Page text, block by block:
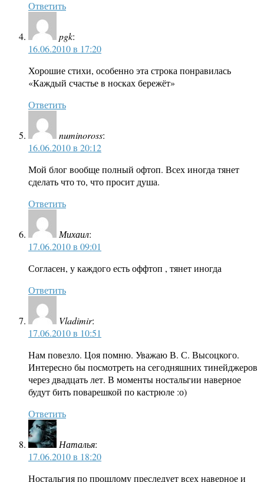
Ответить
pgk:
16.06.2010 в 17:20
Хорошие стихи, особенно эта строка понравилась
«Каждый счастье в носках бережёт»
Ответить
numinoross:
16.06.2010 в 20:12
Мой блог вообще полный офтоп. Всех иногда тянет
сделать что то, что просит душа.
Ответить
Михаил:
17.06.2010 в 09:01
Согласен, у каждого есть оффтоп , тянет иногда
Ответить
Vladimir:
17.06.2010 в 10:51
Нам повезло. Цоя помню. Уважаю В. С. Высоцкого.
Интересно бы посмотреть на сегодняшних тинейджеров
через двадцать лет. В моменты ностальгии наверное
будут бить поварешкой по кастрюле :о)
Ответить
Наталья:
17.06.2010 в 18:20
Ностальгия по прошлому преследует всех наверное и